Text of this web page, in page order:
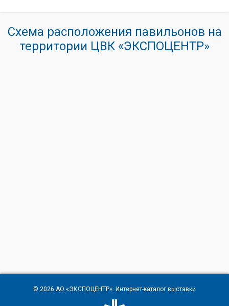
Схема расположения павильонов на
территории ЦВК «ЭКСПОЦЕНТР»
© 2026 АО «ЭКСПОЦЕНТР». Интернет-каталог выставки